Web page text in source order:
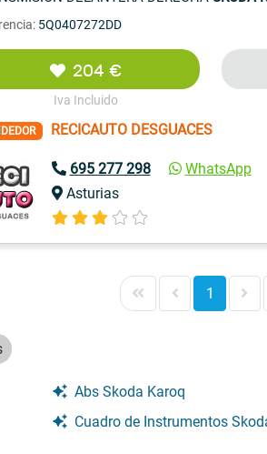
5Q0407272DD
204 €
Iva Incluido
RECICAUTO DESGUACES
695 277 298
WhatsApp
Asturias
1
Abs Skoda Karoq
Cuadro de Instrumentos